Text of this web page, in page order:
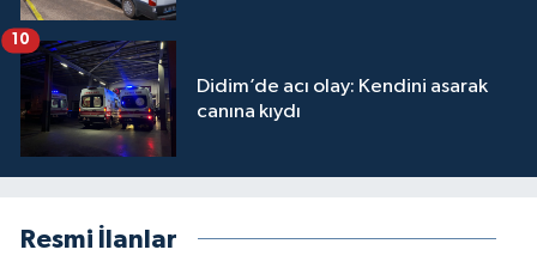
Didim’de acı olay: Kendini asarak
canına kıydı
10
Resmi İlanlar